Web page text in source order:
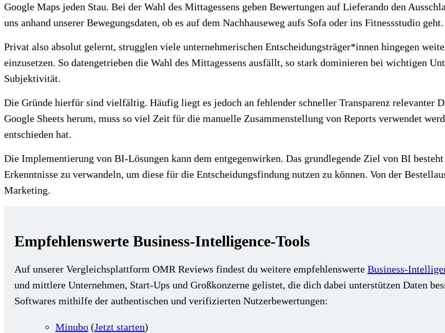
Google Maps jeden Stau. Bei der Wahl des Mittagessens geben Bewertungen auf Lieferando den
uns anhand unserer Bewegungsdaten, ob es auf dem Nachhauseweg aufs Sofa oder ins Fitnessstudio geht.
Privat also absolut gelernt, strugglen viele unternehmerischen Entscheidungsträger*innen hingegen
einzusetzen. So datengetrieben die Wahl des Mittagessens ausfällt, so stark dominieren bei wichtigen
Subjektivität.
Die Gründe hierfür sind vielfältig. Häufig liegt es jedoch an fehlender schneller Transparenz relevanter
Google Sheets herum, muss so viel Zeit für die manuelle Zusammenstellung von Reports verwendet
entschieden hat.
Die Implementierung von BI-Lösungen kann dem entgegenwirken. Das grundlegende Ziel von BI
Erkenntnisse zu verwandeln, um diese für die Entscheidungsfindung nutzen zu können. Von der
Marketing.
Empfehlenswerte Business-Intelligence-Tools
Auf unserer Vergleichsplattform OMR Reviews findest du weitere empfehlenswerte Business-
und mittlere Unternehmen, Start-Ups und Großkonzerne gelistet, die dich dabei unterstützen Daten
Softwares mithilfe der authentischen und verifizierten Nutzerbewertungen:
Minubo (Jetzt starten)